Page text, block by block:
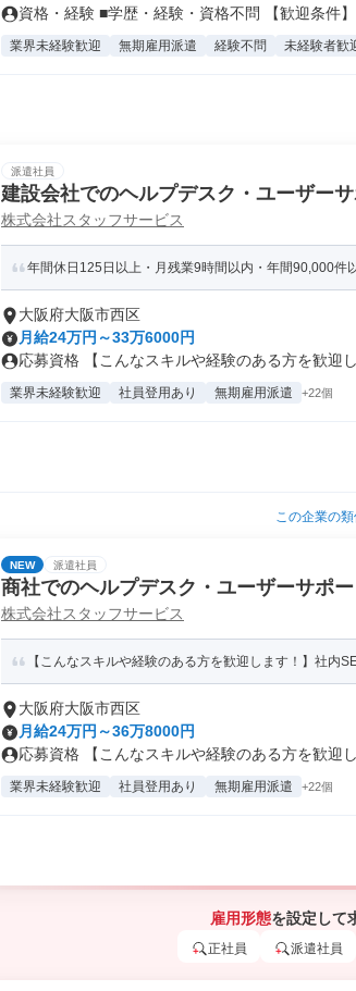
資格・経験 ■学歴・経験・資格不問 【歓迎条件
業界未経験歓迎 無期雇用派遣 経験不問 未経験者歓
派遣社員
建設会社でのヘルプデスク・ユーザー
株式会社スタッフサービス
年間休日125日以上・月残業9時間以内・年間90,000件
大阪府大阪市西区
月給24万円～33万6000円
応募資格 【こんなスキルや経験のある方を歓迎
業界未経験歓迎 社員登用あり 無期雇用派遣 +22個
この企業の
NEW 派遣社員
商社でのヘルプデスク・ユーザーサポー
株式会社スタッフサービス
【こんなスキルや経験のある方を歓迎します！】社内
大阪府大阪市西区
月給24万円～36万8000円
応募資格 【こんなスキルや経験のある方を歓迎
業界未経験歓迎 社員登用あり 無期雇用派遣 +22個
雇用形態を設定して
正社員 派遣社員